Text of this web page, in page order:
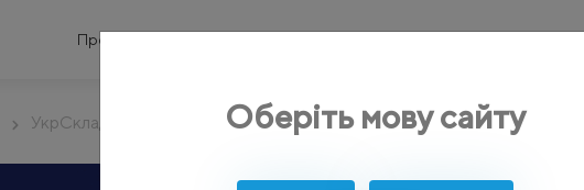
УкрСклад
Продукты
Оберіть мову сайту